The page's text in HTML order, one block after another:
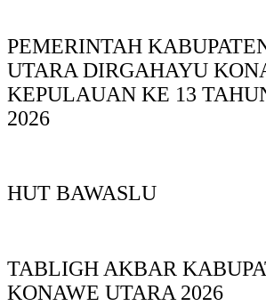
PEMERINTAH
UTARA DIRGAHAYU
KEPULAUAN KE 13
2026
HUT BAWASLU
TABLIGH AKBAR
KONAWE UTARA 2026